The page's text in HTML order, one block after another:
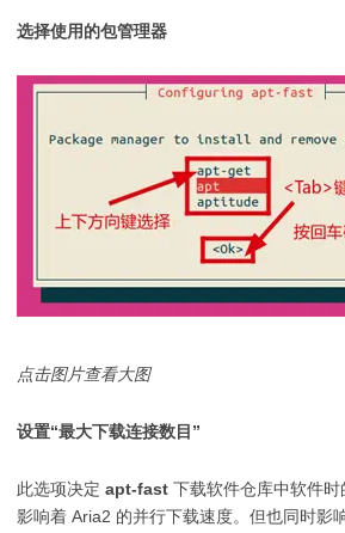
选择使用的包管理器
点击图片查看大图
设置“最大下载连接数目”
此选项决定 apt-fast 下载软件仓库中软件时
影响着 Aria2 的并行下载速度。但也同时影